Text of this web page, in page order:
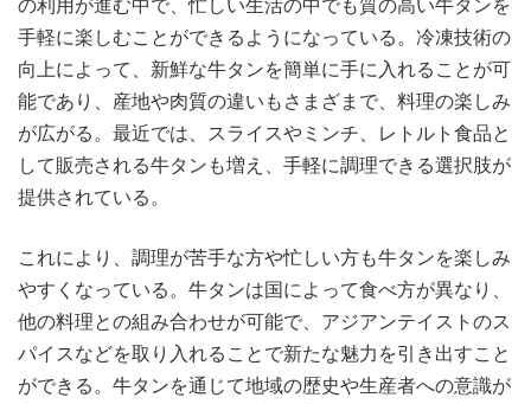
の利用が進む中で、忙しい生活の中でも質の高い牛タンを
手軽に楽しむことができるようになっている。冷凍技術の
向上によって、新鮮な牛タンを簡単に手に入れることが可
能であり、産地や肉質の違いもさまざまで、料理の楽しみ
が広がる。最近では、スライスやミンチ、レトルト食品と
して販売される牛タンも増え、手軽に調理できる選択肢が
提供されている。
これにより、調理が苦手な方や忙しい方も牛タンを楽しみ
やすくなっている。牛タンは国によって食べ方が異なり、
他の料理との組み合わせが可能で、アジアンテイストのス
パイスなどを取り入れることで新たな魅力を引き出すこと
ができる。牛タンを通じて地域の歴史や生産者への意識が